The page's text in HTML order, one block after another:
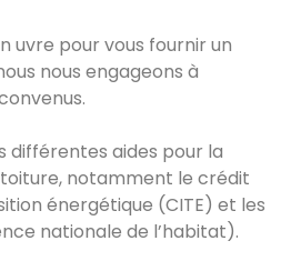
uvre pour vous fournir un
nous engageons à
différentes aides pour la
notamment le crédit
énergétique (CITE) et les
nationale de l’habitat).